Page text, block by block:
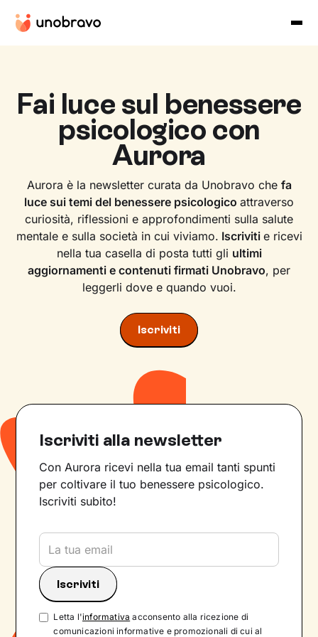
Fai luce sul benessere
psicologico con
Aurora
Aurora è la newsletter curata da Unobravo che fa
luce sui temi del benessere psicologico attraverso
curiosità, riflessioni e approfondimenti sulla salute
mentale e sulla società in cui viviamo. Iscriviti e ricevi
nella tua casella di posta tutti gli ultimi
aggiornamenti e contenuti firmati Unobravo, per
leggerli dove e quando vuoi.
Iscriviti
Iscriviti alla newsletter
Con Aurora ricevi nella tua email tanti spunti
per coltivare il tuo benessere psicologico.
Iscriviti subito!
Letta l'informativa acconsento alla ricezione di
comunicazioni informative e promozionali di cui al